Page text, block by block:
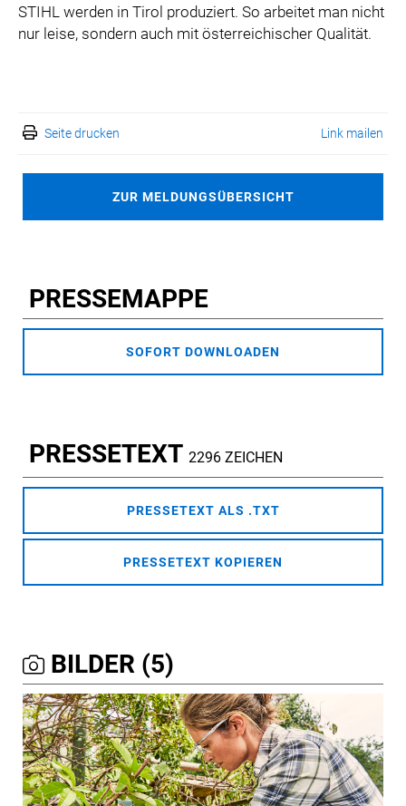
STIHL werden in Tirol produziert. So arbeitet man nicht
nur leise, sondern auch mit österreichischer Qualität.
Seite drucken Link mailen
ZUR MELDUNGSÜBERSICHT
PRESSEMAPPE
SOFORT DOWNLOADEN
PRESSETEXT 2296 ZEICHEN
PRESSETEXT ALS .TXT
PRESSETEXT KOPIEREN
BILDER (5)